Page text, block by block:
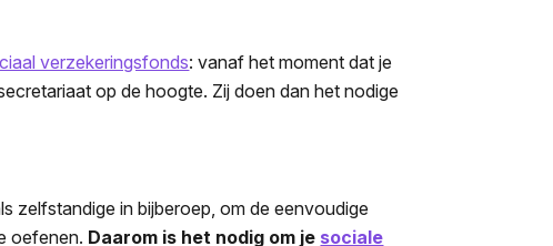
verzekeringsfonds: vanaf het moment dat je
op de hoogte. Zij doen dan het nodige
zelfstandige in bijberoep, om de eenvoudige
oefenen. Daarom is het nodig om je sociale